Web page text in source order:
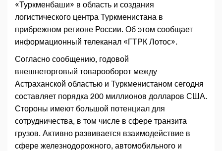
«Туркменбаши» в область и создания
логистического центра Туркменистана в
прибрежном регионе России. Об этом сообщает
информационный телеканал «ГТРК Лотос».
Согласно сообщению, годовой
внешнеторговый товарооборот между
Астраханской областью и Туркменистаном сегодня
составляет порядка 200 миллионов долларов США.
Стороны имеют большой потенциал для
сотрудничества, в том числе в сфере транзита
грузов. Активно развивается взаимодействие в
сфере железнодорожного, автомобильного и